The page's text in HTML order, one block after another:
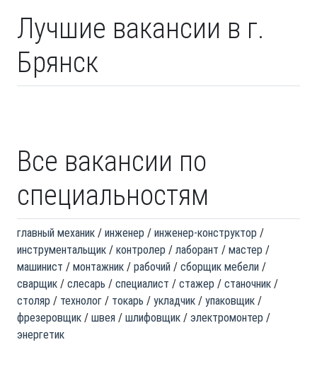
Лучшие вакансии в г.
Брянск
Все вакансии по
специальностям
главный механик инженер
инженер-конструктор
инструментальщик
контролер лаборант
мастер
машинист
монтажник рабочий
сборщик мебели
сварщик
слесарь специалист стажер
станочник
столяр
технолог токарь укладчик
упаковщик
фрезеровщик
швея шлифовщик
электромонтер
энергетик